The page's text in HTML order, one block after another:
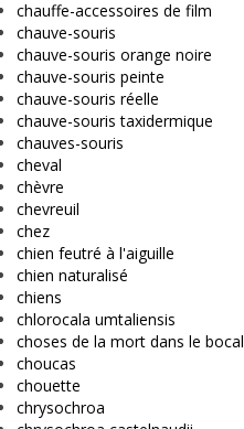
chauffe-accessoires de film
chauve-souris
chauve-souris orange noire
chauve-souris peinte
chauve-souris réelle
chauve-souris taxidermique
chauves-souris
cheval
chèvre
chevreuil
chez
chien feutré à l'aiguille
chien naturalisé
chiens
chlorocala umtaliensis
choses de la mort dans le bocal
choucas
chouette
chrysochroa